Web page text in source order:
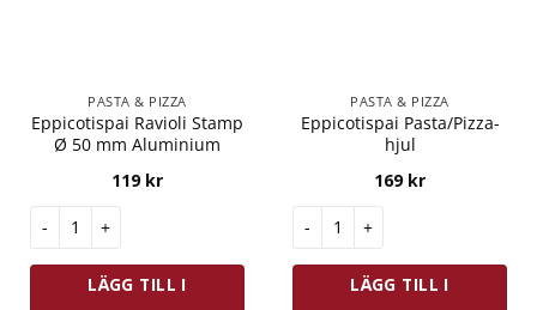
PASTA & PIZZA
Eppicotispai Ravioli Stamp
Ø 50 mm Aluminium
119 kr
Eppicotispai Ravioli Stamp Ø 50 mm Aluminium mängd
LÄGG TILL I
PASTA & PIZZA
Eppicotispai Pasta/Pizza-
hjul
169 kr
Eppicotispai Pasta/Pizza-hjul
LÄGG TILL I